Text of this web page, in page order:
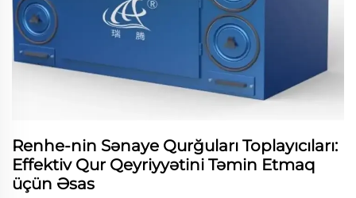
Renhe-nin Sənaye Qurğuları Toplayıcıları:
Effektiv Qur Qeyriyyətini Təmin Etmaq
üçün Əsas